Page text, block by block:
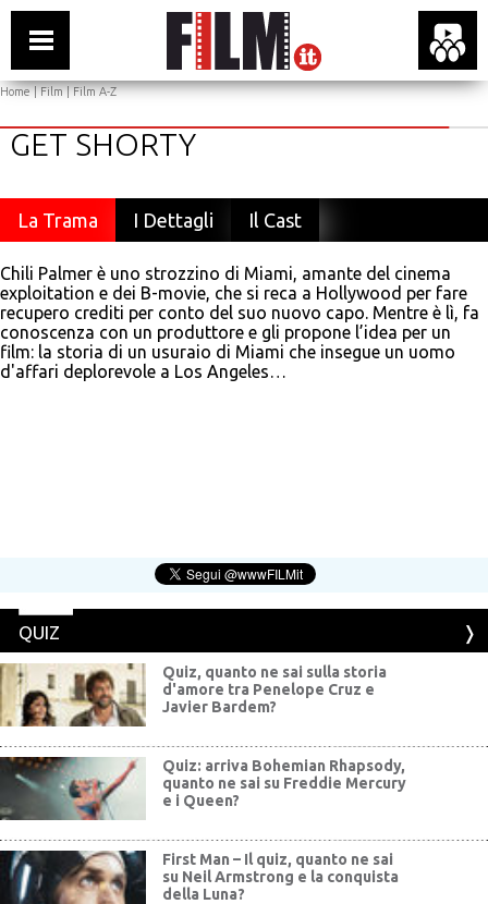
Home|Film|Film A-Z
GET SHORTY
La Trama I Dettagli Il Cast
Chili Palmer è uno strozzino di Miami, amante del cinema
exploitation e dei B-movie, che si reca a Hollywood per fare
recupero crediti per conto del suo nuovo capo. Mentre è lì, fa
conoscenza con un produttore e gli propone l’idea per un
film: la storia di un usuraio di Miami che insegue un uomo
d'affari deplorevole a Los Angeles…
QUIZ
Quiz, quanto ne sai sulla storia
d'amore tra Penelope Cruz e
Javier Bardem?
Quiz: arriva Bohemian Rhapsody,
quanto ne sai su Freddie Mercury
e i Queen?
First Man – Il quiz, quanto ne sai
su Neil Armstrong e la conquista
della Luna?